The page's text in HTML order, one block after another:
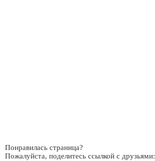
Понравилась страница?
Пожалуйста, поделитесь ссылкой с друзьями: